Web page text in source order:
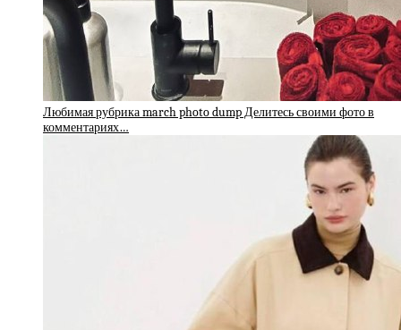
Любимая рубрика march photo dump Делитесь своими фото в
комментариях…